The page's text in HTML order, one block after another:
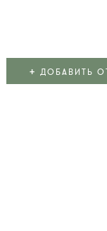
+ ДОБАВИТЬ